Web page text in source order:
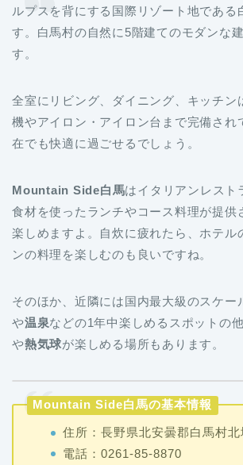
ルプスを背にする国際リゾート地である
す。白馬村の自然に5階建てのモダンな
す。
全室にリビング、ダイニング、キッチン
機やアイロン・アイロン台まで完備され
在でも快適に過ごせるでしょう。
Mountain Side白馬はイタリアンレスト
食材を使ったランチやコース料理が提供
楽しめますよ。自炊に疲れたら、ホテル
ンの料理を楽しむのも良いですね。
そのほか、近隣には国内最大級のスケー
や温泉などの1年中楽しめるスポットの他
や熱気球が楽しめる場所もあります。
Mountain Side白馬の基本情報
住所：長野県北安曇郡白馬村
電話：0261-85-8870